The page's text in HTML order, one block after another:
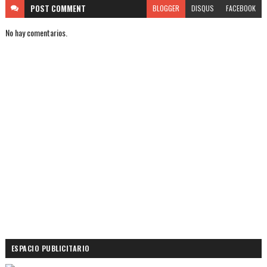
POST COMMENT BLOGGER DISQUS FACEBOOK
No hay comentarios.
ESPACIO PUBLICITARIO